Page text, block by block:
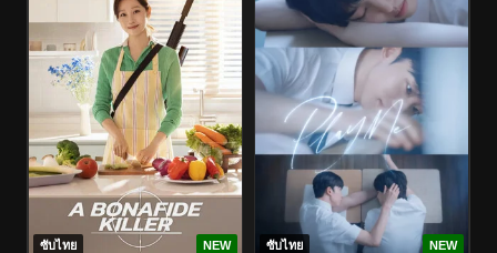
ซับไทย NEW ซับไทย NEW